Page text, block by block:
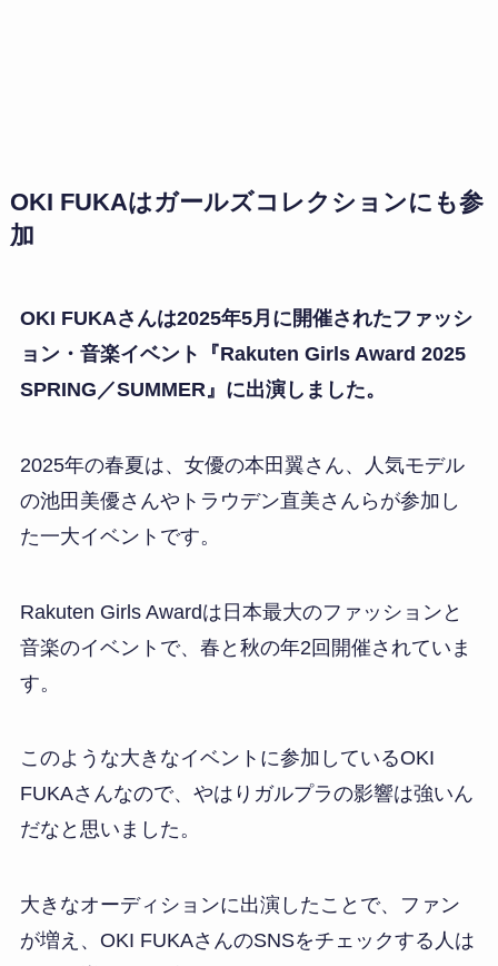
OKI FUKAはガールズコレクションにも参
加
OKI FUKAさんは2025年5月に開催されたファッシ
ョン・音楽イベント『Rakuten Girls Award 2025
SPRING／SUMMER』に出演しました。
2025年の春夏は、女優の本田翼さん、人気モデル
の池田美優さんやトラウデン直美さんらが参加し
た一大イベントです。
Rakuten Girls Awardは日本最大のファッションと
音楽のイベントで、春と秋の年2回開催されていま
す。
このような大きなイベントに参加しているOKI
FUKAさんなので、やはりガルプラの影響は強いん
だなと思いました。
大きなオーディションに出演したことで、ファン
が増え、OKI FUKAさんのSNSをチェックする人は